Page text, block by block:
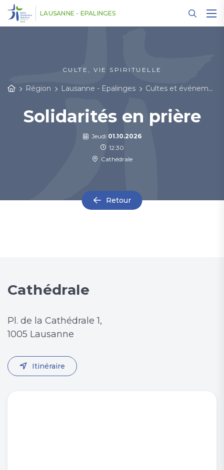
LAUSANNE - EPALINGES
CULTE, VIE SPIRITUELLE
Région Lausanne - Epalinges Cultes et événements
Solidarités en prière
Jeudi 01.10.2026
12:30
Cathédrale
Retour
Cathédrale
Pl. de la Cathédrale 1,
1005 Lausanne
Itinéraire
Panneau de gestion des cookies